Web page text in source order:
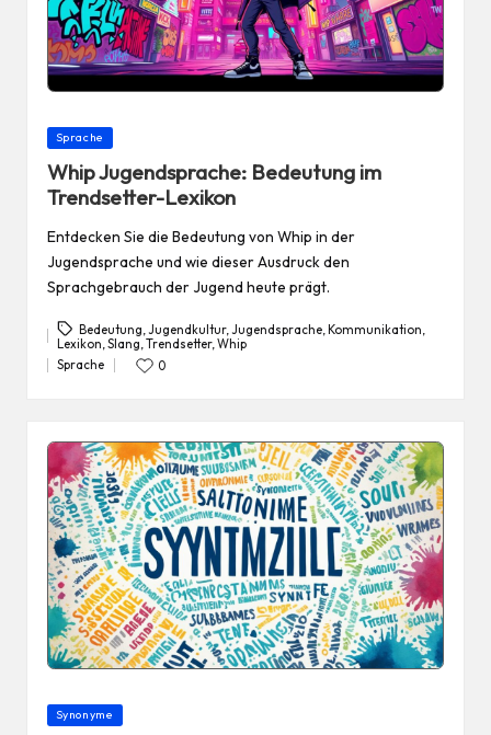
Posted
Sprache
Whip Jugendsprache: Bedeutung im
Trendsetter-Lexikon
Entdecken Sie die Bedeutung von Whip in der
Jugendsprache und wie dieser Ausdruck den
Sprachgebrauch der Jugend heute prägt.
Tags:
Bedeutung ,Jugendkultur,Jugendsprache ,Kommunikation
Lexikon Slang Trendsetter, Whip
Posted
Sprache 0
Posted
Synonyme